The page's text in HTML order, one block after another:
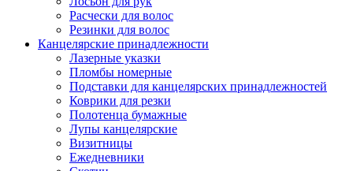
Расчески для волос
Резинки для волос
Канцелярские принадлежности
Лазерные указки
Пломбы номерные
Подставки для канцелярских принадлежностей
Коврики для резки
Полотенца бумажные
Лупы канцелярские
Визитницы
Ежедневники